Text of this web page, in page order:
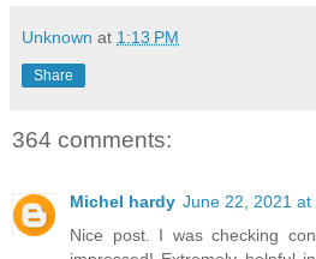
Unknown at 1:13 PM
Share
364 comments:
Michel hardy June 22, 2021 at
Nice post. I was checking